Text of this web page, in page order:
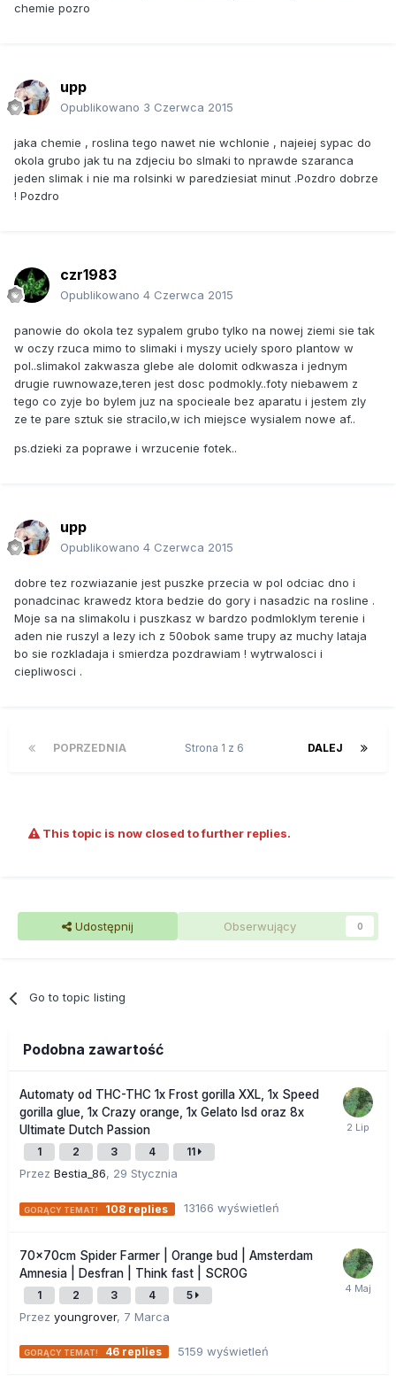
chemie pozro
upp
Opublikowano 3 Czerwca 2015
jaka chemie , roslina tego nawet nie wchlonie , najeiej sypac do
okola grubo jak tu na zdjeciu bo slmaki to nprawde szaranca
jeden slimak i nie ma rolsinki w paredziesiat minut .Pozdro dobrze
! Pozdro
czr1983
Opublikowano 4 Czerwca 2015
panowie do okola tez sypalem grubo tylko na nowej ziemi sie tak
w oczy rzuca mimo to slimaki i myszy uciely sporo plantow w
pol..slimakol zakwasza glebe ale dolomit odkwasza i jednym
drugie ruwnowaze,teren jest dosc podmokly..foty niebawem z
tego co zyje bo bylem juz na spocieale bez aparatu i jestem zly
ze te pare sztuk sie stracilo,w ich miejsce wysialem nowe af..
ps.dzieki za poprawe i wrzucenie fotek..
upp
Opublikowano 4 Czerwca 2015
dobre tez rozwiazanie jest puszke przecia w pol odciac dno i
ponadcinac krawedz ktora bedzie do gory i nasadzic na rosline .
Moje sa na slimakolu i puszkasz w bardzo podmloklym terenie i
aden nie ruszyl a lezy ich z 50obok same trupy az muchy lataja
bo sie rozkladaja i smierdza pozdrawiam ! wytrwalosci i
ciepliwosci .
POPRZEDNIA DALEJ
Strona 1 z 6
This topic is now closed to further replies.
Udostępnij Obserwujący 0
Go to topic listing
Podobna zawartość
Automaty od THC-THC 1x Frost gorilla XXL, 1x Speed
gorilla glue, 1x Crazy orange, 1x Gelato lsd oraz 8x
Ultimate Dutch Passion
1 2 3 4 11
Przez Bestia_86, 29 Stycznia
108 replies 13166 wyświetleń
70x70cm Spider Farmer | Orange bud | Amsterdam
Amnesia | Desfran | Think fast | SCROG
1 2 3 4 5
Przez youngrover, 7 Marca
46 replies 5159 wyświetleń